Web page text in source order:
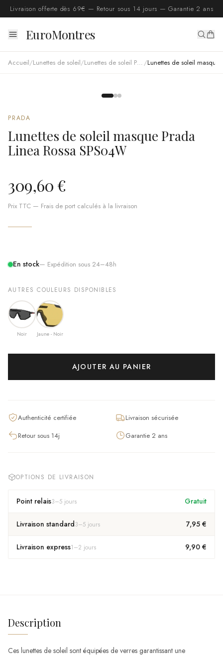
Livraison offerte dès 69€ — Retour sous 14 jours — Garantie 2 ans
EuroMontres
Accueil/Lunettes de soleil/ Lunettes de soleil Prada /
PRADA
Lunettes de soleil masque Prada
Linea Rossa SPS04W
309,60 €
Prix TTC — Frais de port calculés à la livraison
En stock— Expédition sous 24–48h
AUTRES COULEURS DISPONIBLES
Noir Jaune - Noir
AJOUTER AU PANIER
Authenticité certifiée
Livraison sécurisée
Retour sous 14j
Garantie 2 ans
OPTIONS DE LIVRAISON
Point relais3–5 jours Gratuit
Livraison standard3–5 jours 7,95 €
Livraison express1–2 jours 9,90 €
Description
Ces lunettes de soleil sont équipées de verres garantissant une